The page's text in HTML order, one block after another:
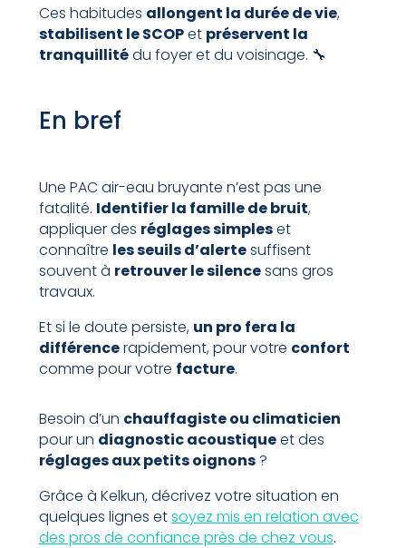
Ces habitudes allongent la durée de vie,
stabilisent le SCOPet préservent la
tranquillitédu foyer et du voisinage. 🔧
En bref
Une PAC air-eau bruyante n’est pas une
fatalité. Identifier la famille de bruit,
appliquer des réglages simpleset
connaître les seuils d’alertesuffisent
souvent à retrouver le silencesans gros
travaux.
Et si le doute persiste, un pro fera la
différencerapidement, pour votre confort
comme pour votre facture.
Besoin d’un chauffagiste ou climaticien
pour un diagnostic acoustiqueet des
réglages aux petits oignons?
Grâce à Kelkun, décrivez votre situation en
quelques lignes etsoyez mis en relation avec
des pros de confiance près de chez vous.